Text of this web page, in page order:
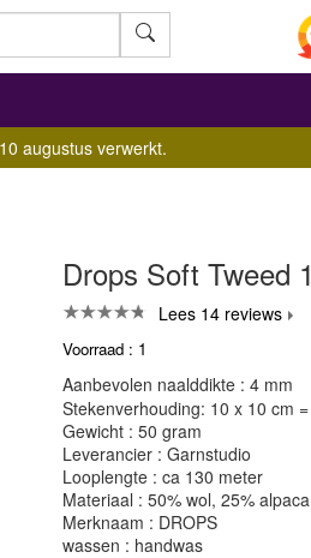
augustus verwerkt.
Drops Soft Tweed
Lees 14 reviews
Voorraad : 1
Aanbevolen naalddikte : 4 mm
Stekenverhouding: 10 x 10 cm
Gewicht : 50 gram
Leverancier : Garnstudio
Looplengte : ca 130 meter
Materiaal : 50% wol, 25%
Merknaam : DROPS
wassen : handwas